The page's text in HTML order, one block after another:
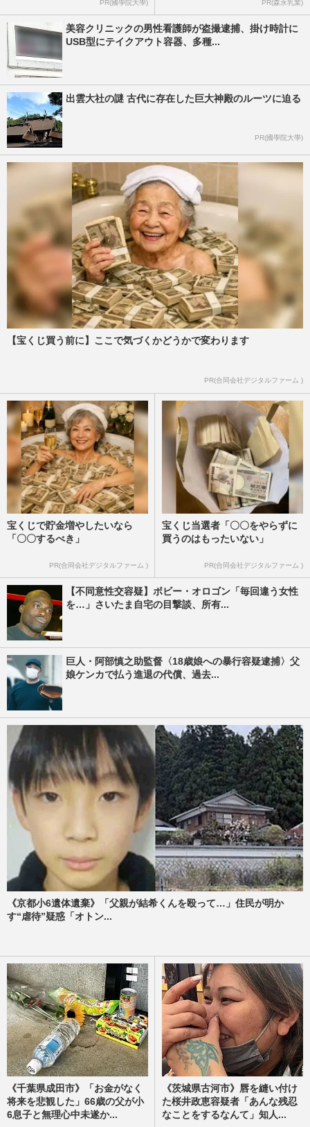
PR(國學院大學) PR(森永乳業)
美容クリニックの男性看護師が盗撮逮捕、掛け時計に
USB型にテイクアウト容器、多種...
出雲大社の謎 古代に存在した巨大神殿のルーツに迫る
PR(國學院大學)
【宝くじ買う前に】ここで気づくかどうかで変わります
PR(合同会社デジタルファーム )
宝くじで貯金増やしたいなら
「〇〇するべき」
PR(合同会社デジタルファーム )
宝くじ当選者「〇〇をやらずに
買うのはもったいない」
PR(合同会社デジタルファーム )
【不同意性交容疑】ボビー・オロゴン「毎回違う女性
を…」さいたま自宅の目撃談、所有...
巨人・阿部慎之助監督〈18歳娘への暴行容疑逮捕〉父
娘ケンカで払う進退の代償、過去...
《京都小6遺体遺棄》「父親が結希くんを殴って…」住民が明か
す“虐待”疑惑「オトン...
《千葉県成田市》「お金がなく
将来を悲観した」66歳の父が小
6息子と無理心中未遂か...
《茨城県古河市》唇を縫い付け
た桜井政恵容疑者「あんな残忍
なことをするなんて」知人...